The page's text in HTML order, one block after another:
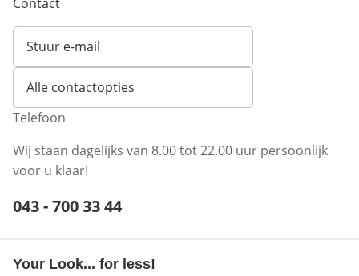
Stuur e-mail
Opent e-mailclient
Alle contactopties
Telefoon
Wij staan dagelijks van 8.00 tot 22.00 uur persoonlijk
voor u klaar!
Telefoonnummer:
043 - 700 33 44
Your Look... for less!